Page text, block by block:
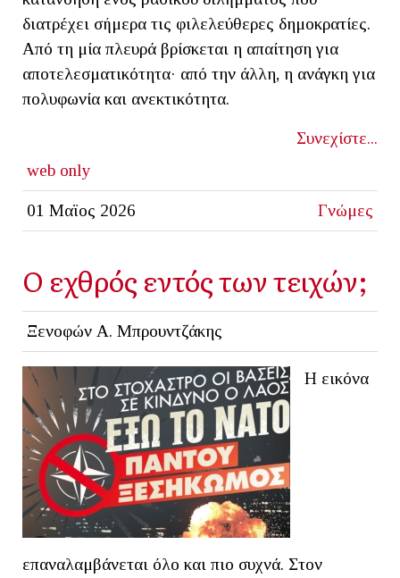
διατρέχει σήμερα τις φιλελεύθερες δημοκρατίες.
Από τη μία πλευρά βρίσκεται η απαίτηση για
αποτελεσματικότητα· από την άλλη, η ανάγκη για
πολυφωνία και ανεκτικότητα.
Συνεχίστε...
web only
01 Μαϊος 2026 Γνώμες
Ο εχθρός εντός των τειχών;
Ξενοφών Α. Μπρουντζάκης
Η εικόνα
επαναλαμβάνεται όλο και πιο συχνά. Στον